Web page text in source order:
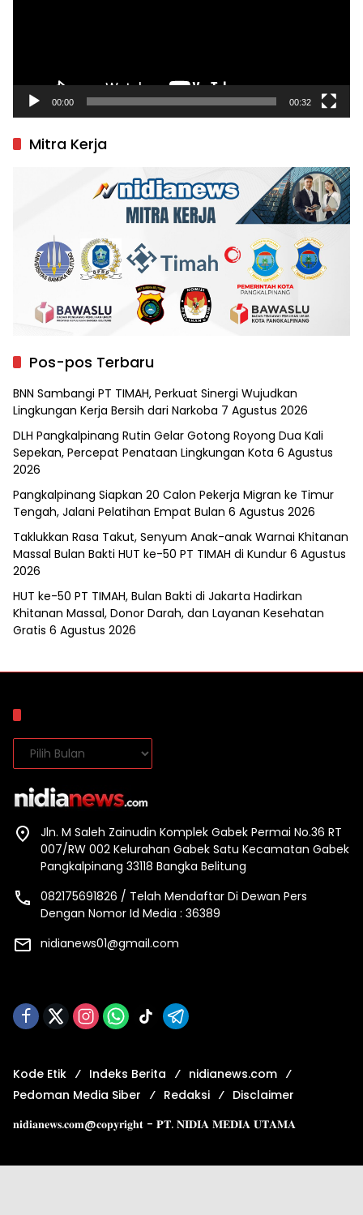
00:00 00:32
Mitra Kerja
Pos-pos Terbaru
BNN Sambangi PT TIMAH, Perkuat Sinergi Wujudkan
Lingkungan Kerja Bersih dari Narkoba 7 Agustus 2026
DLH Pangkalpinang Rutin Gelar Gotong Royong Dua Kali
Sepekan, Percepat Penataan Lingkungan Kota 6 Agustus
2026
Pangkalpinang Siapkan 20 Calon Pekerja Migran ke Timur
Tengah, Jalani Pelatihan Empat Bulan 6 Agustus 2026
Taklukkan Rasa Takut, Senyum Anak-anak Warnai Khitanan
Massal Bulan Bakti HUT ke-50 PT TIMAH di Kundur 6 Agustus
2026
HUT ke-50 PT TIMAH, Bulan Bakti di Jakarta Hadirkan
Khitanan Massal, Donor Darah, dan Layanan Kesehatan
Gratis 6 Agustus 2026
Arsip
Jln. M Saleh Zainudin Komplek Gabek Permai No.36 RT
007/RW 002 Kelurahan Gabek Satu Kecamatan Gabek
Pangkalpinang 33118 Bangka Belitung
082175691826 / Telah Mendaftar Di Dewan Pers
Dengan Nomor Id Media : 36389
nidianews01@gmail.com
Kode Etik Indeks Berita
nidianews.com
Pedoman Media Siber
Redaksi
Disclaimer
𝐧𝐢𝐝𝐢𝐚𝐧𝐞𝐰𝐬.𝐜𝐨𝐦@𝐜𝐨𝐩𝐲𝐫𝐢𝐠𝐡𝐭 - 𝐏𝐓. 𝐍𝐈𝐃𝐈𝐀 𝐌𝐄𝐃𝐈𝐀 𝐔𝐓𝐀𝐌𝐀